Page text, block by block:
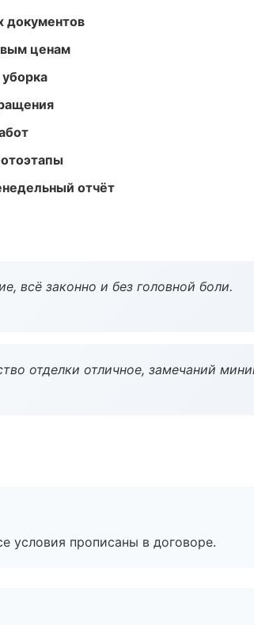
документов
ценам
отчёт
всё законно и без головной боли.
отделки отличное, замечаний
условия прописаны в договоре.